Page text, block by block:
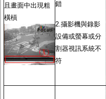
且畫面中出現粗
橫槓
錯
2.攝影機與錄影
設備或螢幕或分
割器視訊系統不
符